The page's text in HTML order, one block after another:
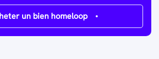
un bien homeloop